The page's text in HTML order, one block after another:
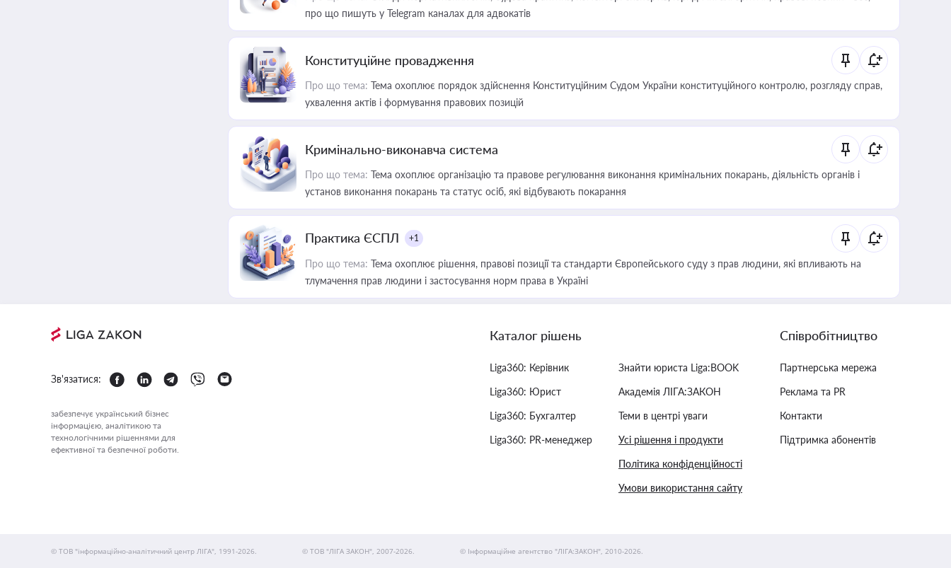
про що пишуть у Telegram каналах для адвокатів
Конституційне провадження
Про що тема: Тема охоплює порядок здійснення Конституційним Судом України конституційного контролю, розгляду справ,
ухвалення актів і формування правових позицій
Кримінально-виконавча система
Про що тема: Тема охоплює організацію та правове регулювання виконання кримінальних покарань, діяльність органів і
установ виконання покарань та статус осіб, які відбувають покарання
Практика ЄСПЛ +1
Про що тема: Тема охоплює рішення, правові позиції та стандарти Європейського суду з прав людини, які впливають на
тлумачення прав людини і застосування норм права в Україні
Зв'язатися:
забезпечує український бізнес
інформацією, аналітикою та
технологічними рішеннями для
ефективної та безпечної роботи.
Каталог рішень
Liga360: Керівник
Liga360: Юрист
Liga360: Бухгалтер
Liga360: PR-менеджер
Знайти юриста Liga:BOOK
Академія ЛІГА:ЗАКОН
Теми в центрі уваги
Усі рішення і продукти
Політика конфіденційності
Умови використання сайту
Співробітництво
Партнерська мережа
Реклама та PR
Контакти
Підтримка абонентів
© ТОВ "інформаційно-аналітичний центр ЛІГА", 1991-2026. © ТОВ "ЛІГА ЗАКОН", 2007-2026. © Інформаційне агентство "ЛІГА:ЗАКОН", 2010-2026.